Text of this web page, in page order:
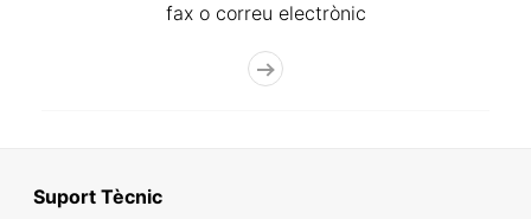
fax o correu electrònic
Suport Tècnic